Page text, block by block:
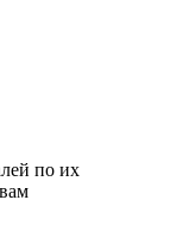
по их